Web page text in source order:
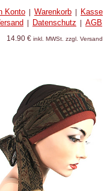
Konto Warenkorb
Kasse
Datenschutz AGB
14.90 € inkl. MWSt. zzgl. Versand